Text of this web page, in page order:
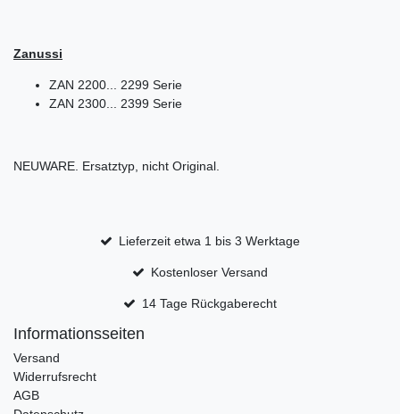
Zanussi
ZAN 2200... 2299 Serie
ZAN 2300... 2399 Serie
NEUWARE. Ersatztyp, nicht Original.
Lieferzeit etwa 1 bis 3 Werktage
Kostenloser Versand
14 Tage Rückgaberecht
Informationsseiten
Versand
Widerrufsrecht
AGB